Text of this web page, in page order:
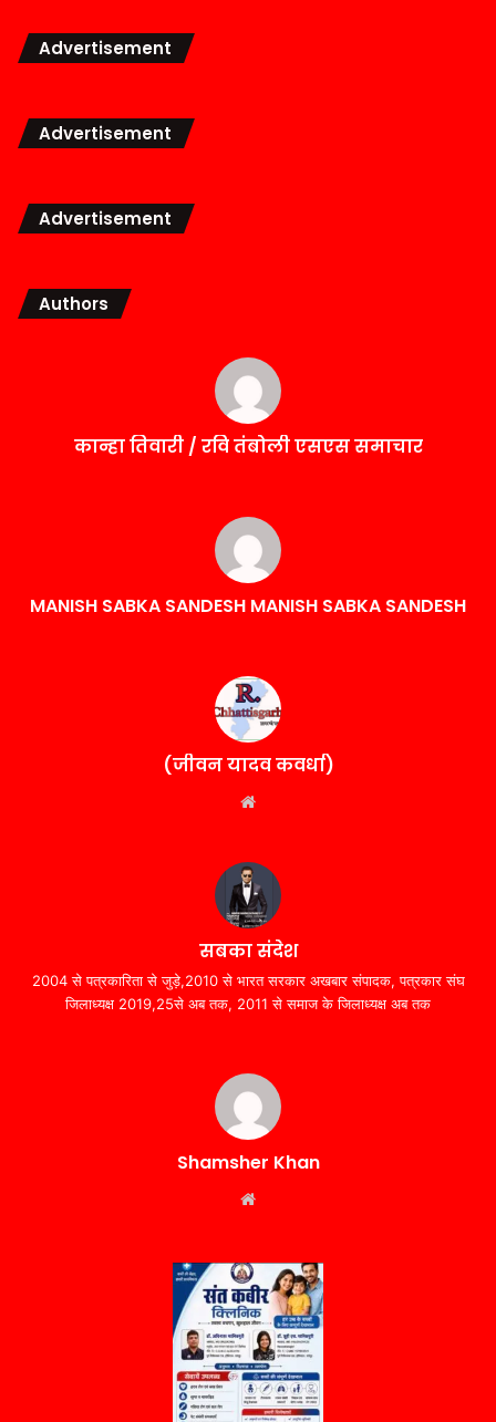
Advertisement
Advertisement
Advertisement
Authors
कान्हा तिवारी / रवि तंबोली एसएस समाचार
MANISH SABKA SANDESH MANISH SABKA SANDESH
(जीवन यादव कवर्धा)
सबका संदेश
2004 से पत्रकारिता से जुड़े,2010 से भारत सरकार अखबार संपादक, पत्रकार संघ
जिलाध्यक्ष 2019,25से अब तक, 2011 से समाज के जिलाध्यक्ष अब तक
Shamsher Khan